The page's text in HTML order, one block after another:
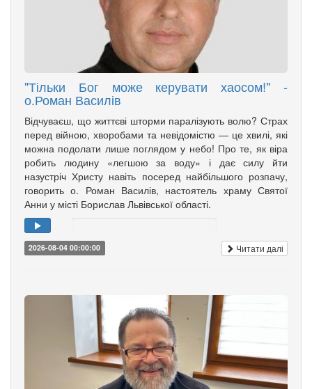
"Тільки Бог може керувати хаосом!" -
о.Роман Василів
Відчуваєш, що життєві шторми паралізують волю? Страх
перед війною, хворобами та невідомістю — це хвилі, які
можна подолати лише поглядом у небо! Про те, як віра
робить людину «легшою за воду» і дає силу йти
назустріч Христу навіть посеред найбільшого розпачу,
говорить о. Роман Василів, настоятель храму Святої
Анни у місті Борислав Львівської області.
2026-08-04 00:00:00 Читати далі